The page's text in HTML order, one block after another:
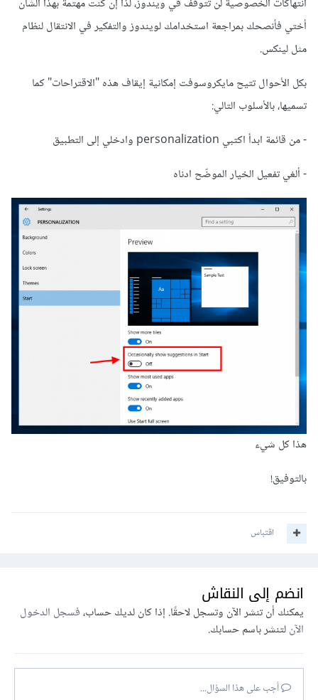
انتهاكات الخصوصية لن تتوقف في ويندوز، لذا إن كنت مهتمة بهذا الشأن
أختي فأنصحك بمراجعة استخدامك لويندوز والتفكير في الانتقال لنظام
مثل لينكس.
بكل الأحوال تتيح مايكروسوفت إمكانية إيقاف هذه "الاقتراحات" كما
تسميها، بالأسلوب التالي:
- من قائمة ابدأ اكتبي personalization وادخلي إلى التطبيق
- ألغي تفعيل الخيار الموضّح ادناه
هذا كل شيء
بالتوفيق!
اقتباس
انضم إلى النقاش
يمكنك أن تنشر الآن وتسجل لاحقًا. إذا كان لديك حساب،فسجل الدخول
الآنلتنشر باسم حسابك.
أجب على هذا السؤال...